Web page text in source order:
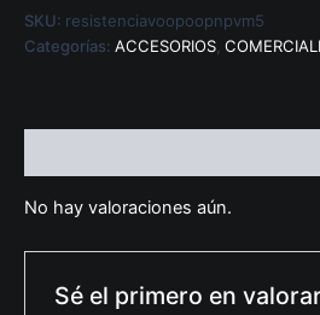
SKU: resistenciavoopoopnpvm5
Categorías: ACCESORIOS
No hay valoraciones aún.
Sé el primero en